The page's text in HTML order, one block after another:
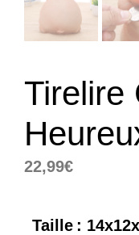
Tirelire
22,99€
Taille :